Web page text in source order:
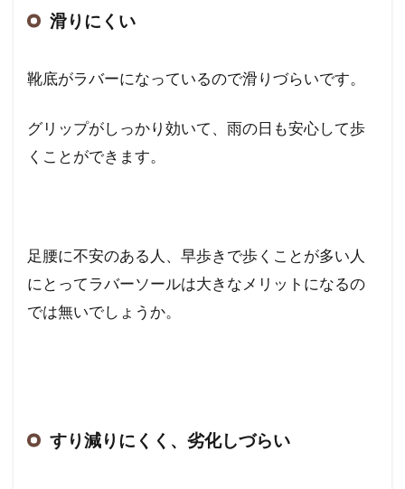
滑りにくい
靴底がラバーになっているので滑りづらいです。
グリップがしっかり効いて、雨の日も安心して歩
くことができます。
足腰に不安のある人、早歩きで歩くことが多い人
にとってラバーソールは大きなメリットになるの
では無いでしょうか。
すり減りにくく、劣化しづらい